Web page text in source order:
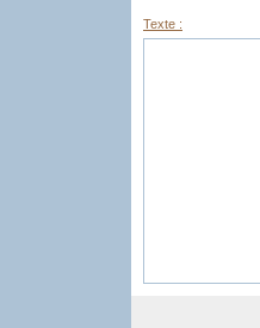
Texte :